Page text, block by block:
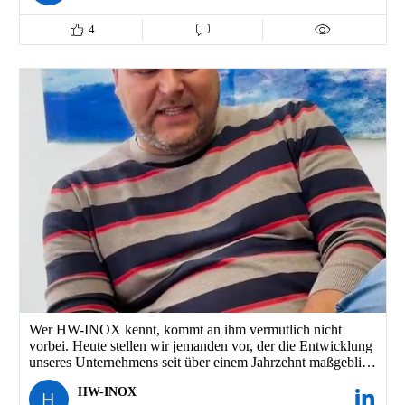
unserer Hallenkräne gehängt, um Ihnen eine ganz neue
Perspektive zu ermöglichen. Dieser Flug durch unsere größte
Halle zeigt eindrucksvoll, was 18.000 Tonnen Edelstahl
Erleben Sie die Dimensionen unserer Lagerkapazitäten und
die Präzision, mit der wir diese gewaltigen Mengen täglich
für Sie bewegen. 🎥🔄
#HWInox #Edelstahl #Perspektivwechsel
4
Wer HW-INOX kennt, kommt an ihm vermutlich nicht
vorbei. Heute stellen wir jemanden vor, der die Entwicklung
unseres Unternehmens seit über einem Jahrzehnt maßgeblich
mitgestaltet hat: unseren Prokuristen Mathias Welder. 👋🎥
HW-INOX